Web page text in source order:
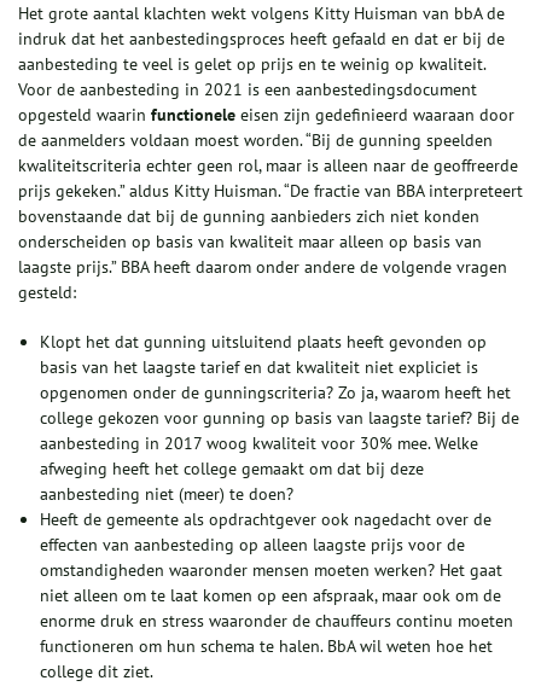
Het grote aantal klachten wekt volgens Kitty Huisman van bbA de
indruk dat het aanbestedingsproces heeft gefaald en dat er bij de
aanbesteding te veel is gelet op prijs en te weinig op kwaliteit.
Voor de aanbesteding in 2021 is een aanbestedingsdocument
opgesteld waarin functionele eisen zijn gedefinieerd waaraan door
de aanmelders voldaan moest worden. “Bij de gunning speelden
kwaliteitscriteria echter geen rol, maar is alleen naar de geoffreerde
prijs gekeken.” aldus Kitty Huisman. “De fractie van BBA interpreteert
bovenstaande dat bij de gunning aanbieders zich niet konden
onderscheiden op basis van kwaliteit maar alleen op basis van
laagste prijs.” BBA heeft daarom onder andere de volgende vragen
gesteld:
Klopt het dat gunning uitsluitend plaats heeft gevonden op
basis van het laagste tarief en dat kwaliteit niet expliciet is
opgenomen onder de gunningscriteria? Zo ja, waarom heeft het
college gekozen voor gunning op basis van laagste tarief? Bij de
aanbesteding in 2017 woog kwaliteit voor 30% mee. Welke
afweging heeft het college gemaakt om dat bij deze
aanbesteding niet (meer) te doen?
Heeft de gemeente als opdrachtgever ook nagedacht over de
effecten van aanbesteding op alleen laagste prijs voor de
omstandigheden waaronder mensen moeten werken? Het gaat
niet alleen om te laat komen op een afspraak, maar ook om de
enorme druk en stress waaronder de chauffeurs continu moeten
functioneren om hun schema te halen. BbA wil weten hoe het
college dit ziet.